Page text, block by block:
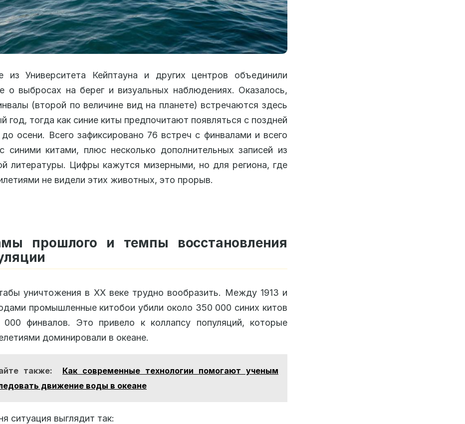
из Университета Кейптауна и других центров объединили
о выбросах на берег и визуальных наблюдениях. Оказалось,
(второй по величине вид на планете) встречаются здесь
год, тогда как синие киты предпочитают появляться с поздней
осени. Всего зафиксировано 76 встреч с финвалами и всего
синими китами, плюс несколько дополнительных записей из
литературы. Цифры кажутся мизерными, но для региона, где
не видели этих животных, это прорыв.
прошлого и темпы восстановления
уничтожения в XX веке трудно вообразить. Между 1913 и
промышленные китобои убили около 350 000 синих китов
финвалов. Это привело к коллапсу популяций, которые
доминировали в океане.
также:
Как современные технологии помогают ученым
движение воды в океане
ситуация выглядит так: